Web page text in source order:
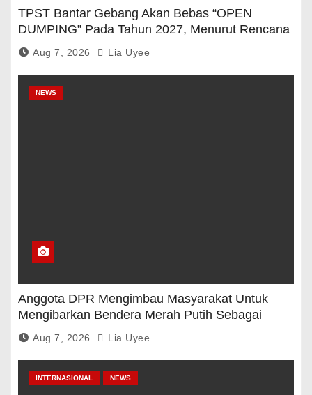
TPST Bantar Gebang Akan Bebas “OPEN
DUMPING” Pada Tahun 2027, Menurut Rencana
Pemerintah
Aug 7, 2026 Lia Uyee
NEWS
Anggota DPR Mengimbau Masyarakat Untuk
Mengibarkan Bendera Merah Putih Sebagai
Tanda Rasa Terima Kasih
Aug 7, 2026 Lia Uyee
INTERNASIONAL NEWS